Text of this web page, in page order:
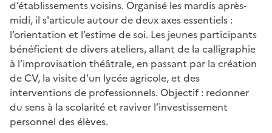
d’établissements voisins. Organisé les mardis après-
midi, il s'articule autour de deux axes essentiels :
l’orientation et l’estime de soi. Les jeunes participants
bénéficient de divers ateliers, allant de la calligraphie
à l’improvisation théâtrale, en passant par la création
de CV, la visite d’un lycée agricole, et des
interventions de professionnels. Objectif : redonner
du sens à la scolarité et raviver l’investissement
personnel des élèves.